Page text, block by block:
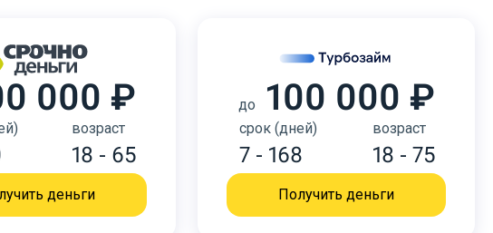
000 ₽
возраст
18 - 65
деньги
до 100 000 ₽
срок (дней)
7 - 168
возраст
18 - 75
Получить деньги